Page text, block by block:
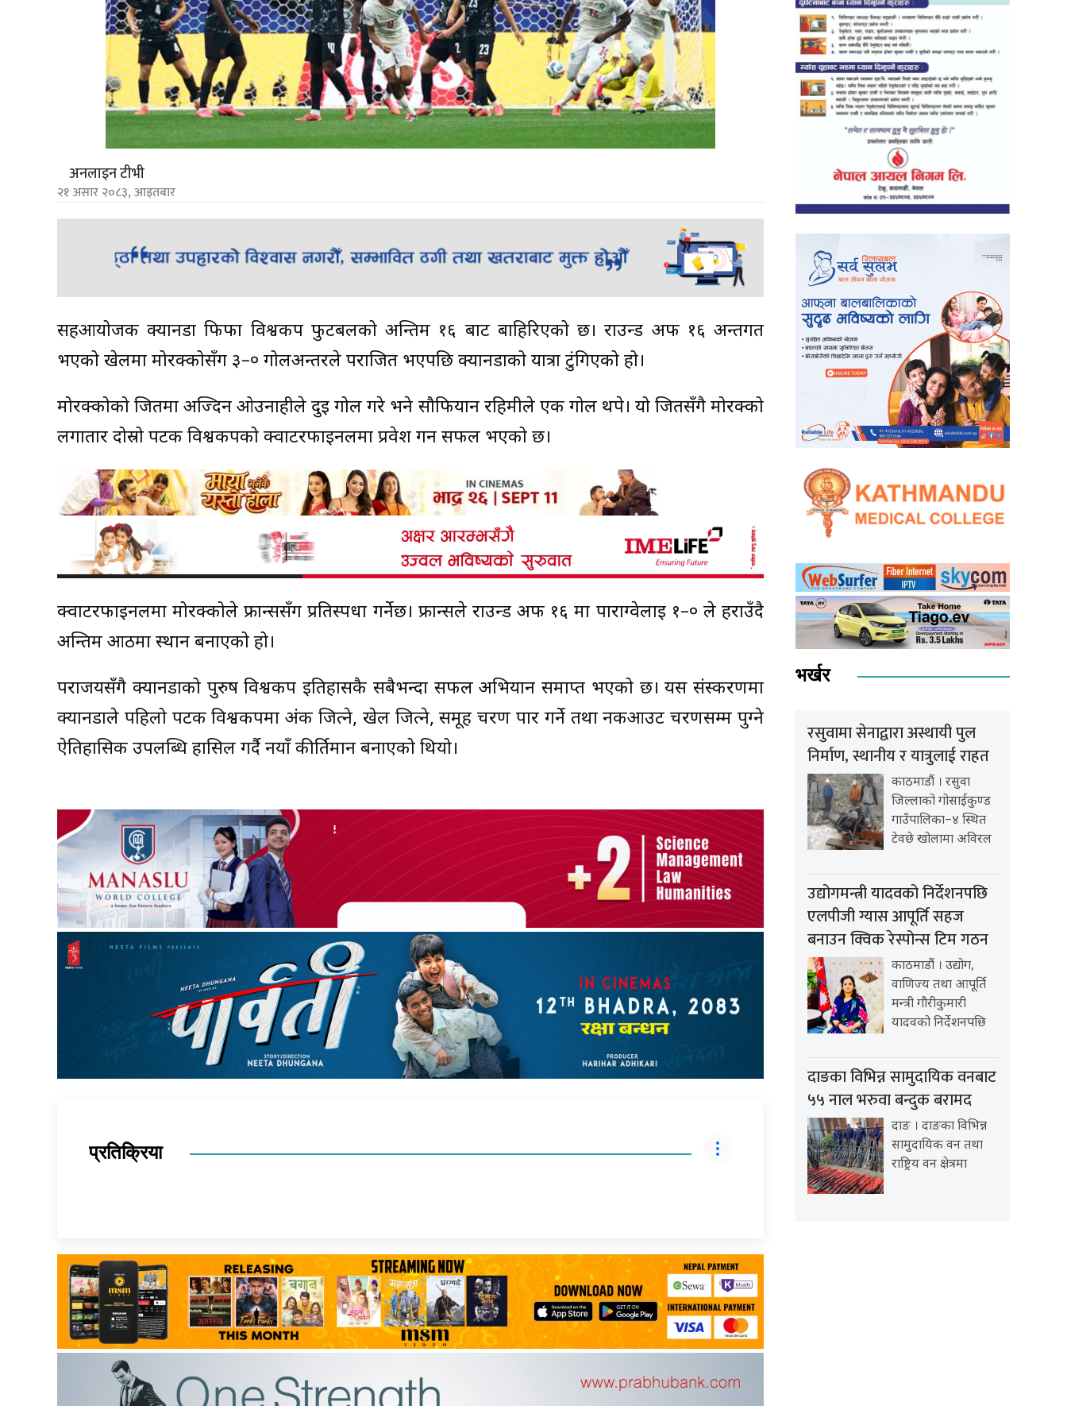
अनलाइन टीभी
२१ असार २०८३, आइतबार
सहआयोजक क्यानडा फिफा विश्वकप फुटबलको अन्तिम १६ बाट बाहिरिएको छ। राउन्ड अफ १६ अन्तर्गत
भएको खेलमा मोरक्कोसँग ३–० गोलअन्तरले पराजित भएपछि क्यानडाको यात्रा टुंगिएको हो।
मोरक्कोको जितमा अज्दिन ओउनाहीले दुई गोल गरे भने सौफियान रहिमीले एक गोल थपे। यो जितसँगै मोरक्को
लगातार दोस्रो पटक विश्वकपको क्वार्टरफाइनलमा प्रवेश गर्न सफल भएको छ।
क्वार्टरफाइनलमा मोरक्कोले फ्रान्ससँग प्रतिस्पर्धा गर्नेछ। फ्रान्सले राउन्ड अफ १६ मा पाराग्वेलाई १–० ले हराउँदै
अन्तिम आठमा स्थान बनाएको हो।
पराजयसँगै क्यानडाको पुरुष विश्वकप इतिहासकै सबैभन्दा सफल अभियान समाप्त भएको छ। यस संस्करणमा
क्यानडाले पहिलो पटक विश्वकपमा अंक जित्ने, खेल जित्ने, समूह चरण पार गर्ने तथा नकआउट चरणसम्म पुग्ने
ऐतिहासिक उपलब्धि हासिल गर्दै नयाँ कीर्तिमान बनाएको थियो।
प्रतिक्रिया
भर्खर
रसुवामा सेनाद्वारा अस्थायी पुल
निर्माण, स्थानीय र यात्रुलाई राहत
काठमाडौं । रसुवा
जिल्लाको गोसाईकुण्ड
गाउँपालिका–४ स्थित
टेवछे खोलामा अविरल
उद्योगमन्त्री यादवको निर्देशनपछि
एलपीजी ग्यास आपूर्ति सहज
बनाउन क्विक रेस्पोन्स टिम गठन
काठमाडौं । उद्योग,
वाणिज्य तथा आपूर्ति
मन्त्री गौरीकुमारी
यादवको निर्देशनपछि
दाङका विभिन्न सामुदायिक वनबाट
५५ नाल भरुवा बन्दुक बरामद
दाङ । दाङका विभिन्न
सामुदायिक वन तथा
राष्ट्रिय वन क्षेत्रमा